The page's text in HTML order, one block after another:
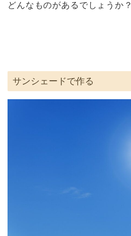
どんなものがあるでしょうか？
サンシェードで作る